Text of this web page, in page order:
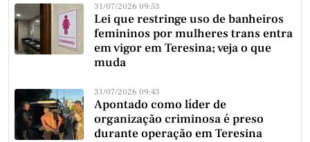
31/07/2026 09:53
Lei que restringe uso de banheiros
femininos por mulheres trans entra
em vigor em Teresina; veja o que
muda
31/07/2026 09:43
Apontado como líder de
organização criminosa é preso
durante operação em Teresina